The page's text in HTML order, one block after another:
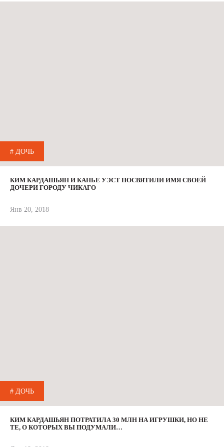
# ДОЧЬ
КИМ КАРДАШЬЯН И КАНЬЕ УЭСТ ПОСВЯТИЛИ ИМЯ СВОЕЙ
ДОЧЕРИ ГОРОДУ ЧИКАГО
Янв 20, 2018
# ДОЧЬ
КИМ КАРДАШЬЯН ПОТРАТИЛА 30 МЛН НА ИГРУШКИ, НО НЕ
ТЕ, О КОТОРЫХ ВЫ ПОДУМАЛИ…